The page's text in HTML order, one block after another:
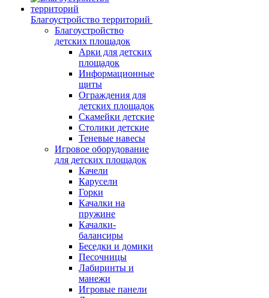
Благоустройство территорий
Благоустройство
детских площадок
Арки для детских
площадок
Информационные
щиты
Ограждения для
детских площадок
Скамейки детские
Столики детские
Теневые навесы
Игровое оборудование
для детских площадок
Качели
Карусели
Горки
Качалки на
пружине
Качалки-
балансиры
Беседки и домики
Песочницы
Лабиринты и
манежи
Игровые панели